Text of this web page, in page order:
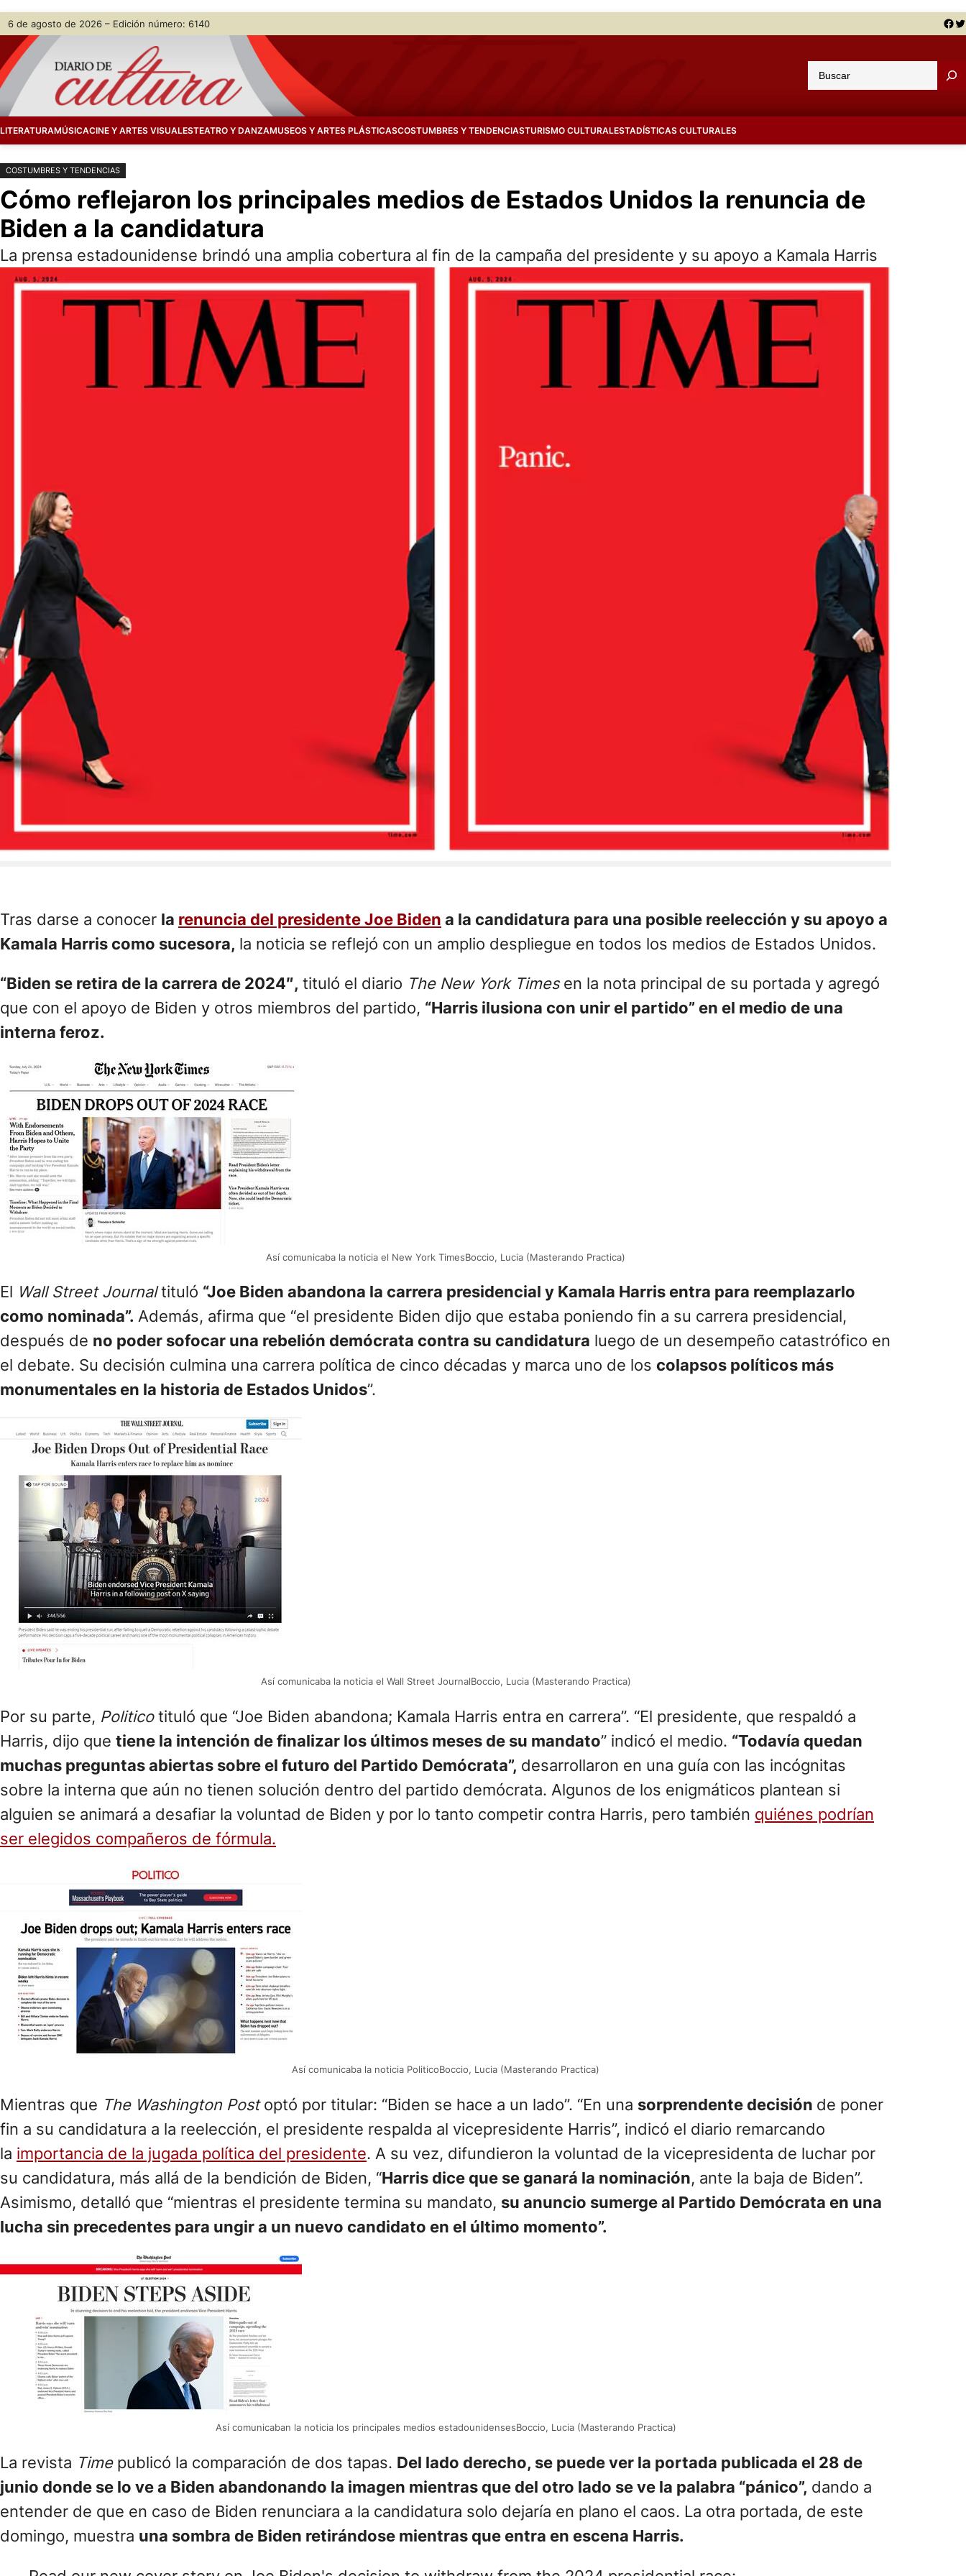
Saltar
contenido
Skip
content
6 de agosto de 2026 – Edición número: 6140 Facebook Twitter
u
a
LITERATURAMÚSICACINE Y ARTES VISUALESTEATRO Y DANZAMUSEOS Y ARTES PLÁSTICASCOSTUMBRES Y TENDENCIASTURISMO CULTURALESTADÍSTICAS CULTURALES
COSTUMBRES Y TENDENCIAS
Cómo reflejaron los principales medios de Estados Unidos la renuncia de
Biden a la candidatura
La prensa estadounidense brindó una amplia cobertura al fin de la campaña del presidente y su apoyo a Kamala Harris
Tras darse a conocer la renuncia del presidente Joe Biden a la candidatura para una posible reelección y su apoyo a
Kamala Harris como sucesora, la noticia se reflejó con un amplio despliegue en todos los medios de Estados Unidos.
“Biden se retira de la carrera de 2024″, tituló el diario The New York Timesen la nota principal de su portada y agregó
que con el apoyo de Biden y otros miembros del partido, “Harris ilusiona con unir el partido” en el medio de una
interna feroz.
Así comunicaba la noticia el New York TimesBoccio, Lucia (Masterando Practica)
El Wall Street Journaltituló “Joe Biden abandona la carrera presidencial y Kamala Harris entra para reemplazarlo
como nominada”. Además, afirma que “el presidente Biden dijo que estaba poniendo fin a su carrera presidencial,
después de no poder sofocar una rebelión demócrata contra su candidatura luego de un desempeño catastrófico en
el debate. Su decisión culmina una carrera política de cinco décadas y marca uno de los colapsos políticos más
monumentales en la historia de Estados Unidos”.
Así comunicaba la noticia el Wall Street JournalBoccio, Lucia (Masterando Practica)
Por su parte, Politicotituló que “Joe Biden abandona; Kamala Harris entra en carrera”. “El presidente, que respaldó a
Harris, dijo que tiene la intención de finalizar los últimos meses de su mandato” indicó el medio. “Todavía quedan
muchas preguntas abiertas sobre el futuro del Partido Demócrata”, desarrollaron en una guía con las incógnitas
sobre la interna que aún no tienen solución dentro del partido demócrata. Algunos de los enigmáticos plantean si
alguien se animará a desafiar la voluntad de Biden y por lo tanto competir contra Harris, pero también quiénes podrían
ser elegidos compañeros de fórmula.
Así comunicaba la noticia PoliticoBoccio, Lucia (Masterando Practica)
Mientras que The Washington Postoptó por titular: “Biden se hace a un lado”. “En una sorprendente decisión de poner
fin a su candidatura a la reelección, el presidente respalda al vicepresidente Harris”, indicó el diario remarcando
la importancia de la jugada política del presidente. A su vez, difundieron la voluntad de la vicepresidenta de luchar por
su candidatura, más allá de la bendición de Biden, “Harris dice que se ganará la nominación, ante la baja de Biden”.
Asimismo, detalló que “mientras el presidente termina su mandato, su anuncio sumerge al Partido Demócrata en una
lucha sin precedentes para ungir a un nuevo candidato en el último momento”.
Así comunicaban la noticia los principales medios estadounidensesBoccio, Lucia (Masterando Practica)
La revista Time publicó la comparación de dos tapas. Del lado derecho, se puede ver la portada publicada el 28 de
junio donde se lo ve a Biden abandonando la imagen mientras que del otro lado se ve la palabra “pánico”, dando a
entender de que en caso de Biden renunciara a la candidatura solo dejaría en plano el caos. La otra portada, de este
domingo, muestra una sombra de Biden retirándose mientras que entra en escena Harris.